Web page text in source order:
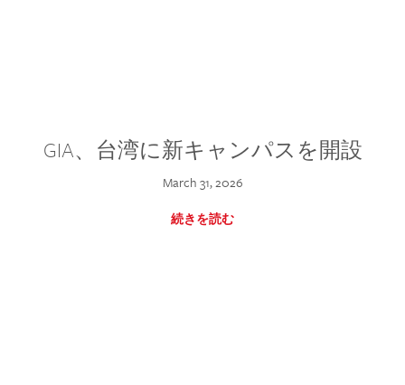
GIA、台湾に新キャンパスを開設
March 31, 2026
続きを読む